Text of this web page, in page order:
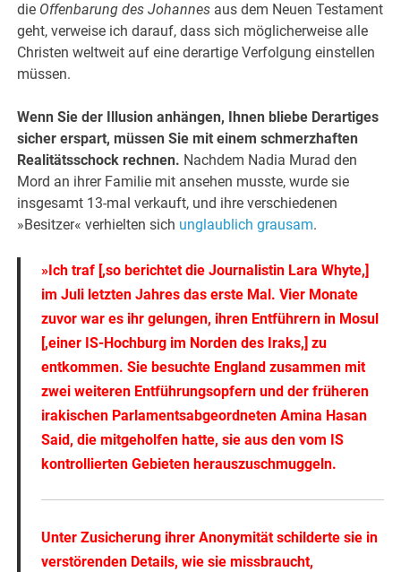
die Offenbarung des Johannes aus dem Neuen Testament
geht, verweise ich darauf, dass sich möglicherweise alle
Christen weltweit auf eine derartige Verfolgung einstellen
müssen.
Wenn Sie der Illusion anhängen, Ihnen bliebe Derartiges
sicher erspart, müssen Sie mit einem schmerzhaften
Realitätsschock rechnen. Nachdem Nadia Murad den
Mord an ihrer Familie mit ansehen musste, wurde sie
insgesamt 13-mal verkauft, und ihre verschiedenen
»Besitzer« verhielten sich unglaublich grausam.
»Ich traf [,so berichtet die Journalistin Lara Whyte,]
im Juli letzten Jahres das erste Mal. Vier Monate
zuvor war es ihr gelungen, ihren Entführern in Mosul
[,einer IS-Hochburg im Norden des Iraks,] zu
entkommen. Sie besuchte England zusammen mit
zwei weiteren Entführungsopfern und der früheren
irakischen Parlamentsabgeordneten Amina Hasan
Said, die mitgeholfen hatte, sie aus den vom IS
kontrollierten Gebieten herauszuschmuggeln.
Unter Zusicherung ihrer Anonymität schilderte sie in
verstörenden Details, wie sie missbraucht,